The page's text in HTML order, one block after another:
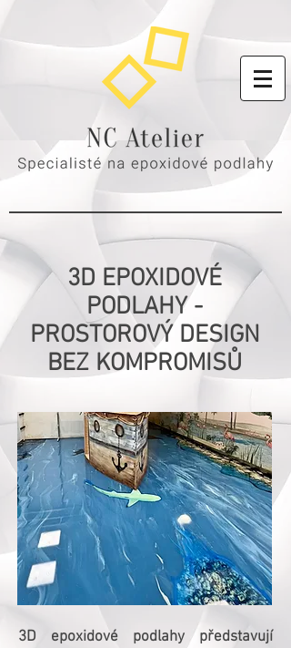
3D EPOXIDOVÉ
PODLAHY -
PROSTOROVÝ DESIGN
BEZ KOMPROMISŮ
3D epoxidové podlahy představují